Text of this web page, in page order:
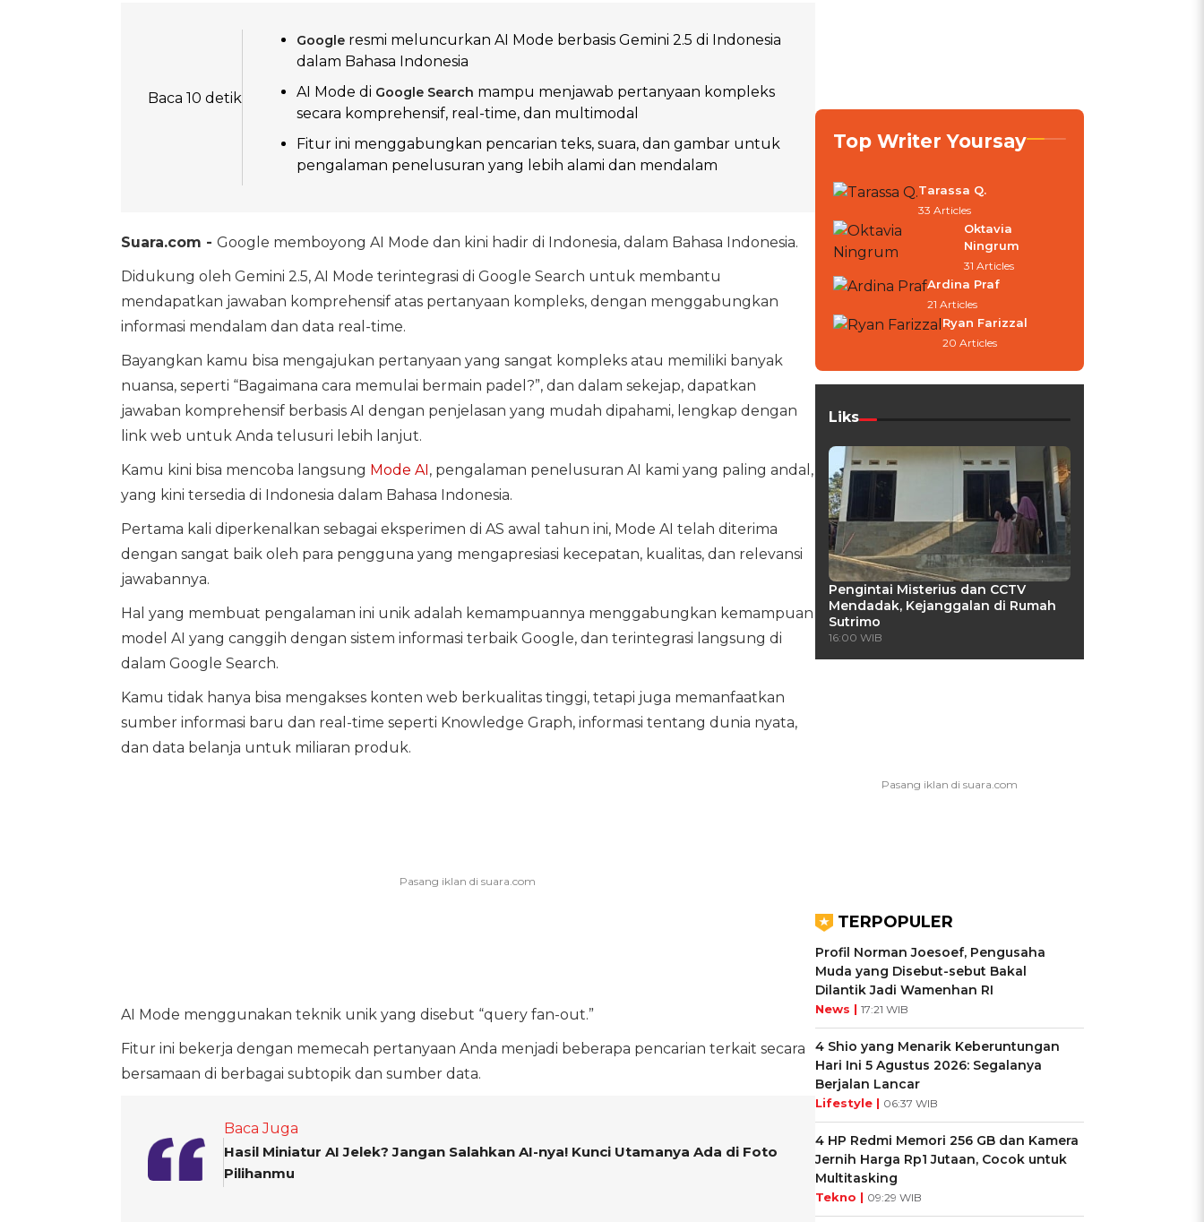
Baca 10 detik
Googleresmi meluncurkan AI Mode berbasis Gemini 2.5 di Indonesia
dalam Bahasa Indonesia
AI Mode di Google Search mampu menjawab pertanyaan kompleks
secara komprehensif, real-time, dan multimodal
Fitur ini menggabungkan pencarian teks, suara, dan gambar untuk
pengalaman penelusuran yang lebih alami dan mendalam
Suara.com - Google memboyong AI Mode dan kini hadir di Indonesia, dalam Bahasa Indonesia.
Didukung oleh Gemini 2.5, AI Mode terintegrasi di Google Search untuk membantu
mendapatkan jawaban komprehensif atas pertanyaan kompleks, dengan menggabungkan
informasi mendalam dan data real-time.
Bayangkan kamu bisa mengajukan pertanyaan yang sangat kompleks atau memiliki banyak
nuansa, seperti “Bagaimana cara memulai bermain padel?”, dan dalam sekejap, dapatkan
jawaban komprehensif berbasis AI dengan penjelasan yang mudah dipahami, lengkap dengan
link web untuk Anda telusuri lebih lanjut.
Kamu kini bisa mencoba langsung Mode AI, pengalaman penelusuran AI kami yang paling andal,
yang kini tersedia di Indonesia dalam Bahasa Indonesia.
Pertama kali diperkenalkan sebagai eksperimen di AS awal tahun ini, Mode AI telah diterima
dengan sangat baik oleh para pengguna yang mengapresiasi kecepatan, kualitas, dan relevansi
jawabannya.
Hal yang membuat pengalaman ini unik adalah kemampuannya menggabungkan kemampuan
model AI yang canggih dengan sistem informasi terbaik Google, dan terintegrasi langsung di
dalam Google Search.
Kamu tidak hanya bisa mengakses konten web berkualitas tinggi, tetapi juga memanfaatkan
sumber informasi baru dan real-time seperti Knowledge Graph, informasi tentang dunia nyata,
dan data belanja untuk miliaran produk.
AI Mode menggunakan teknik unik yang disebut “query fan-out.”
Fitur ini bekerja dengan memecah pertanyaan Anda menjadi beberapa pencarian terkait secara
bersamaan di berbagai subtopik dan sumber data.
Baca Juga
Hasil Miniatur AI Jelek? Jangan Salahkan AI-nya! Kunci Utamanya Ada di Foto
Pilihanmu
Top Writer Yoursay
Tarassa Q.
33 Articles
Oktavia
Ningrum
31 Articles
Ardina Praf
21 Articles
Ryan Farizzal
20 Articles
Liks
Pengintai Misterius dan CCTV
Mendadak, Kejanggalan di Rumah
Sutrimo
16:00 WIB
TERPOPULER
Profil Norman Joesoef, Pengusaha
Muda yang Disebut-sebut Bakal
Dilantik Jadi Wamenhan RI
News | 17:21 WIB
4 Shio yang Menarik Keberuntungan
Hari Ini 5 Agustus 2026: Segalanya
Berjalan Lancar
Lifestyle | 06:37 WIB
4 HP Redmi Memori 256 GB dan Kamera
Jernih Harga Rp1 Jutaan, Cocok untuk
Multitasking
Tekno | 09:29 WIB